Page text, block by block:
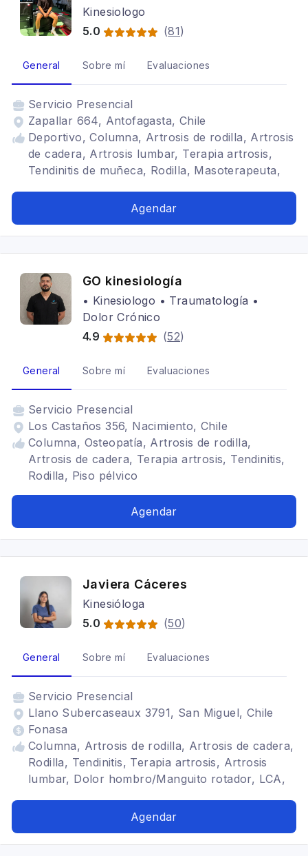
Kinesiologo
5.0
(81)
General Sobre mí Evaluaciones
Servicio Presencial
Zapallar 664, Antofagasta, Chile
Deportivo, Columna, Artrosis de rodilla, Artrosis
de cadera, Artrosis lumbar, Terapia artrosis,
Tendinitis de muñeca, Rodilla, Masoterapeuta,
Agendar
GO kinesiología
• Kinesiologo • Traumatología •
Dolor Crónico
4.9
(52)
General Sobre mí Evaluaciones
Servicio Presencial
Los Castaños 356, Nacimiento, Chile
Columna, Osteopatía, Artrosis de rodilla,
Artrosis de cadera, Terapia artrosis, Tendinitis,
Rodilla, Piso pélvico
Agendar
Javiera Cáceres
Kinesióloga
5.0
(50)
General Sobre mí Evaluaciones
Servicio Presencial
Llano Subercaseaux 3791, San Miguel, Chile
Fonasa
Columna, Artrosis de rodilla, Artrosis de cadera,
Rodilla, Tendinitis, Terapia artrosis, Artrosis
lumbar, Dolor hombro/Manguito rotador, LCA,
Tendinitis de muñeca, dolor codo, fascitis
Agendar